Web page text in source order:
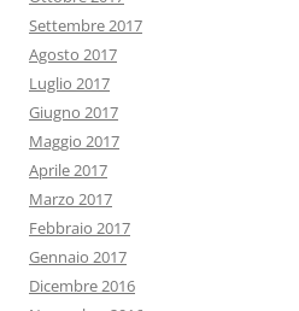
Settembre 2017
Agosto 2017
Luglio 2017
Giugno 2017
Maggio 2017
Aprile 2017
Marzo 2017
Febbraio 2017
Gennaio 2017
Dicembre 2016